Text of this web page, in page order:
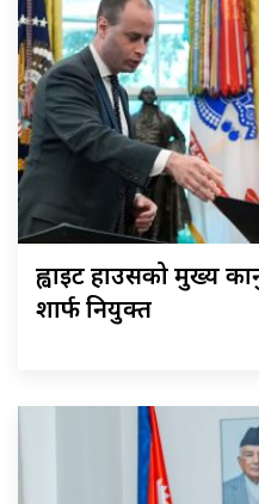
ह्वाइट हाउसको मुख्य
शार्फ नियुक्त